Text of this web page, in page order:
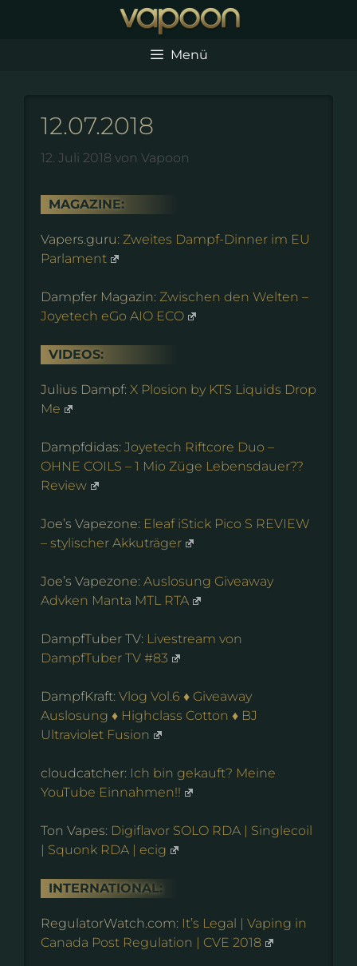
Menü
12.07.2018
12. Juli 2018 von Vapoon
MAGAZINE:
Vapers.guru: Zweites Dampf-Dinner im EU
Parlament
Dampfer Magazin: Zwischen den Welten –
Joyetech eGo AIO ECO
VIDEOS:
Julius Dampf: X Plosion by KTS Liquids Drop
Me
Dampfdidas: Joyetech Riftcore Duo –
OHNE COILS – 1 Mio Züge Lebensdauer??
Review
Joe’s Vapezone: Eleaf iStick Pico S REVIEW
– stylischer Akkuträger
Joe’s Vapezone: Auslosung Giveaway
Advken Manta MTL RTA
DampfTuber TV: Livestream von
DampfTuber TV #83
DampfKraft: Vlog Vol.6 ♦ Giveaway
Auslosung ♦ Highclass Cotton ♦ BJ
Ultraviolet Fusion
cloudcatcher: Ich bin gekauft? Meine
YouTube Einnahmen!!
Ton Vapes: Digiflavor SOLO RDA | Singlecoil
| Squonk RDA | ecig
INTERNATIONAL:
RegulatorWatch.com: It’s Legal | Vaping in
Canada Post Regulation | CVE 2018